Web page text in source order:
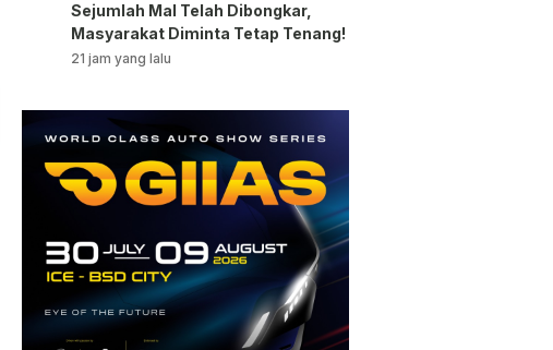
Sejumlah Mal Telah Dibongkar,
Masyarakat Diminta Tetap Tenang!
21 jam yang lalu